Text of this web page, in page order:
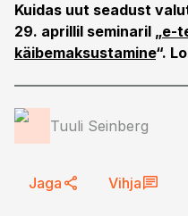
Kuidas uut seadust
29. aprillil seminaril „e-
käibemaksustamine“.
Tuuli Seinberg
Jaga Vihja